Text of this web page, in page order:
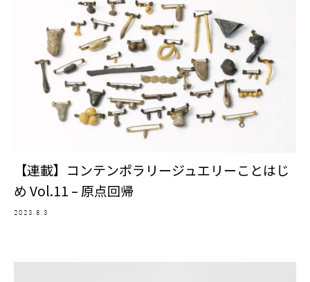
【連載】コンテンポラリージュエリーことはじ
め Vol.11 – 原点回帰
2023.8.3